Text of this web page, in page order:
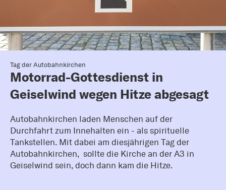
Tag der Autobahnkirchen
Motorrad-Gottesdienst in
Geiselwind wegen Hitze abgesagt
Autobahnkirchen laden Menschen auf der
Durchfahrt zum Innehalten ein - als spirituelle
Tankstellen. Mit dabei am diesjährigen Tag der
Autobahnkirchen, sollte die Kirche an der A3 in
Geiselwind sein, doch dann kam die Hitze.